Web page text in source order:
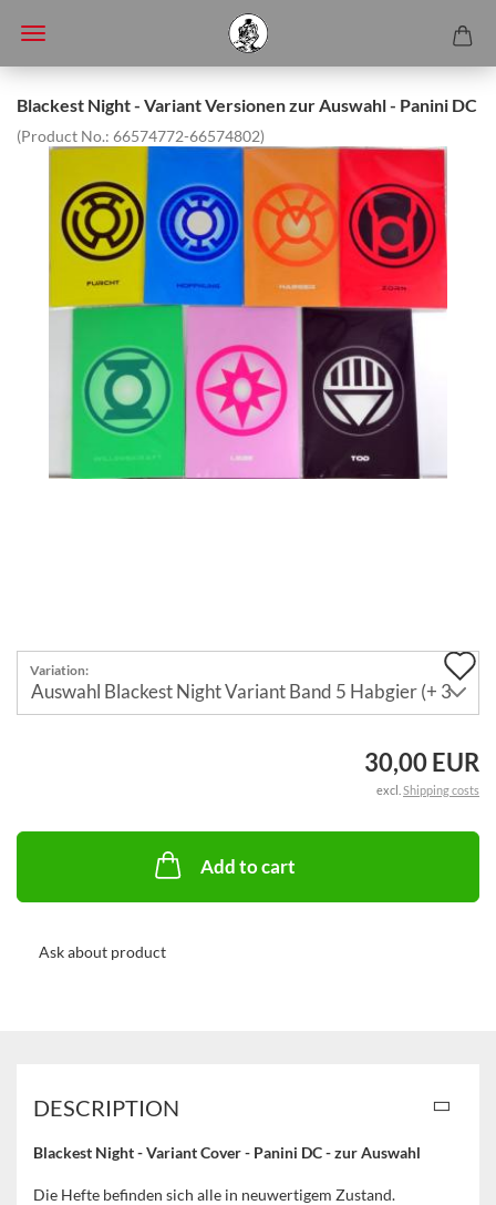
Blackest Night - Variant Versionen zur Auswahl - Panini DC
(Product No.: 66574772-66574802)
Variation:
30,00 EUR
excl. Shipping costs
Add to cart
Ask about product
DESCRIPTION
Blackest Night - Variant Cover - Panini DC - zur Auswahl
Die Hefte befinden sich alle in neuwertigem Zustand.